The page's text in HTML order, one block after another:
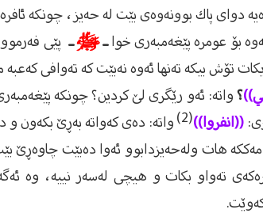
پاك بوونەوەى بێت لە حەیز، چونكە
بۆ عومرە پێغەمبەرى خواـﷺـ پێى
تۆش بیكە تەنها ئەوە نەبێت كە تەوافی كەعبە
؟واتە: ئەو رێگرى لێ كردین؟ چونكە
((انفروا))(2) واتە: دەى كەواتە بەڕێ بكەون و
هات ولەحەیزدابوو ئەوا دەبێت چاوەڕێ
تەواو بكات و هیچی لەسەر نییە، وە